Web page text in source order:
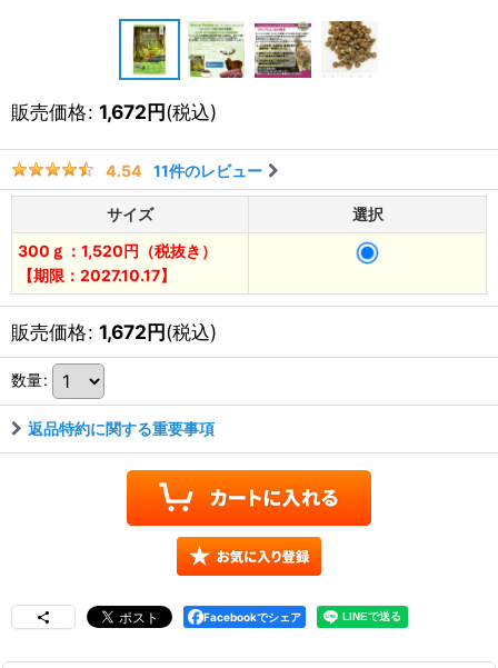
販売価格: 1,672円(税込)
4.54 11件のレビュー
サイズ
選択
300ｇ：1,520円（税抜き）
【期限：2027.10.17】
販売価格: 1,672円(税込)
数量:
返品特約に関する重要事項
Facebookでシェア